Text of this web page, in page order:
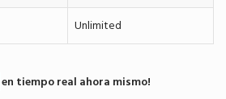
en tiempo real ahora mismo!
Unlimited